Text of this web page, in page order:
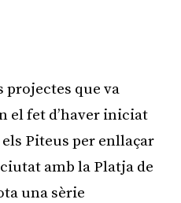
que va
el fet d’haver iniciat
Piteus per enllaçar
amb la Platja de
una sèrie